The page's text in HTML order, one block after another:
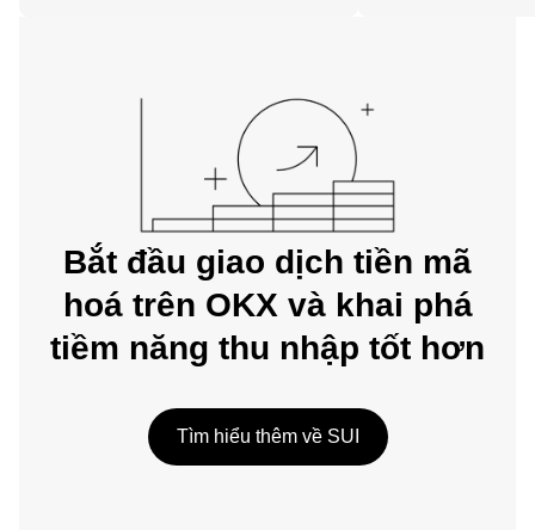
Bắt đầu giao dịch tiền mã
hoá trên OKX và khai phá
tiềm năng thu nhập tốt hơn
Tìm hiểu thêm về SUI